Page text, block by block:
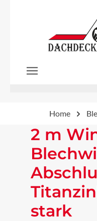
Zum Hauptinhalt
Home
2 m
stark